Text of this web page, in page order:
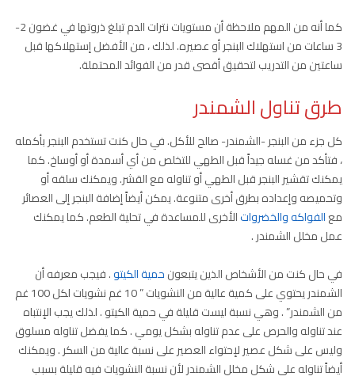
كما أنه من المهم ملاحظة أن مستويات نترات الدم تبلغ ذروتها في غضون 2-
3 ساعات من استهلاك البنجر أو عصيره. لذلك ، من الأفضل إستهلاكها قبل
ساعتين من التدريب لتحقيق أقصى قدر من الفوائد المحتملة.
طرق تناول الشمندر
كل جزء من البنجر -الشمندر- صالح للأكل. في حال كنت تستخدم البنجر بأكمله
، فتأكد من غسله جيداً قبل الطهي للتخلص من أي أسمدة أو أوساخ. كما
يمكنك تقشير البنجر قبل الطهي أو تناوله مع القشر. ويمكنك سلقه أو
وتحميصه وإعداده بطرق أخرى متنوعة. يمكن أيضاً إضافة البنجر إلى العصائر
معالفواكه والخضرواتالأخرى للمساعدة في تحلية الطعم. كما يمكنك
عمل مخلل الشمندر .
في حال كنت من الأشخاص الذين يتبعونحمية الكيتو. فيجب معرفه أن
الشمندر يحتوي على كمية عالية من النشويات ” 10 غم نشويات لكل 100 غم
من الشمندر” . وهي نسبة ليست قليلة في حمية الكيتو . لذلك يجب الإنتباه
عند تناوله والحرص على عدم تناوله بشكل يومي . كما يفضل تناوله مسلوق
وليس على شكل عصير لإحتواء العصير على نسبة عالية من السكر . ويمكنك
أيضاً تناوله على شكل مخلل الشمندر لأن نسبة النشويات فيه قليلة بسبب